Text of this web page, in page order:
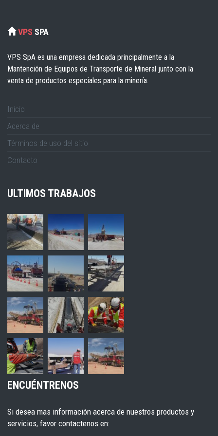
VPS SPA
VPS SpA es una empresa dedicada principalmente a la
Mantención de Equipos de Transporte de Mineral junto con la
venta de productos especiales para la minería.
Inicio
Acerca de
Términos de uso del sitio
Contacto
ULTIMOS TRABAJOS
ENCUÉNTRENOS
Si desea mas información acerca de nuestros productos y
servicios, favor contactenos en: